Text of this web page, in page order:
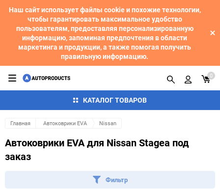
Наш сайт использует файлы cookie и похожие технологии,
чтобы гарантировать максимальное удобство
пользователям, предоставляя персонализированную
информацию, запоминая предпочтения в области
маркетинга и продукции, а также помогая получить
правильную информацию.
КАТАЛОГ ТОВАРОВ
0
Главная Автоковрики EVA Nissan
Автоковрики EVA для Nissan Stagea под
заказ
Фильтр